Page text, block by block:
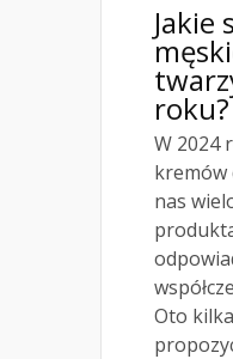
Jakie
roku?
W 2024
kremów
nas
Oto